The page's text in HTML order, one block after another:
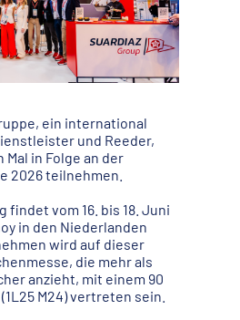
ein international
und Reeder,
in Folge an der
2026 teilnehmen.
findet vom 16. bis 18. Juni
in den Niederlanden
wird auf dieser
die mehr als
anzieht, mit einem 90
M24) vertreten sein.